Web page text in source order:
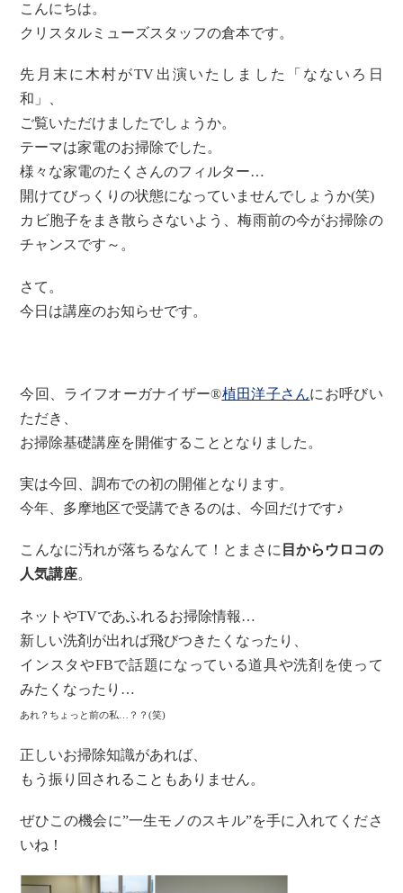
こんにちは。
クリスタルミューズスタッフの倉本です。
先月末に木村がTV出演いたしました「なないろ日
和」、
ご覧いただけましたでしょうか。
テーマは家電のお掃除でした。
様々な家電のたくさんのフィルター…
開けてびっくりの状態になっていませんでしょうか(笑)
カビ胞子をまき散らさないよう、梅雨前の今がお掃除の
チャンスです～。
さて。
今日は講座のお知らせです。
今回、ライフオーガナイザー®植田洋子さんにお呼びい
ただき、
お掃除基礎講座を開催することとなりました。
実は今回、調布での初の開催となります。
今年、多摩地区で受講できるのは、今回だけです♪
こんなに汚れが落ちるなんて！とまさに 目からウロコの
人気講座。
ネットやTVであふれるお掃除情報…
新しい洗剤が出れば飛びつきたくなったり、
インスタやFBで話題になっている道具や洗剤を使って
みたくなったり…
あれ？ちょっと前の私…？？(笑)
正しいお掃除知識があれば、
もう振り回されることもありません。
ぜひこの機会に”一生モノのスキル”を手に入れてくださ
いね！